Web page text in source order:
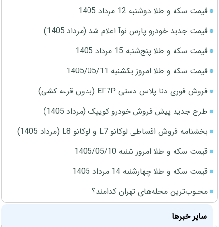
قیمت سکه و طلا دوشنبه 12 مرداد 1405
قیمت جدید خودرو پارس نوآ اعلام شد (مرداد 1405)
قیمت سکه و طلا پنج‌شنبه 15 مرداد 1405
قیمت سکه و طلا امروز یکشنبه 1405/05/11
فروش فوری دنا پلاس دستی EF7P (بدون قرعه کشی)
طرح جدید پیش فروش خودرو کوییک (مرداد 1405)
بخشنامه فروش اقساطی لوکانو L7 و لوکانو L8 (مرداد 1405)
قیمت سکه و طلا امروز شنبه 1405/05/10
قیمت سکه و طلا چهارشنبه 14 مرداد 1405
محبوب‌ترین محله‌های تهران کدامند؟
سایر خبرها